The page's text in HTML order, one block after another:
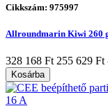
Cikkszám: 975997
Allroundmarin Kiwi 260
328 168 Ft 255 629 Ft
Kosárba